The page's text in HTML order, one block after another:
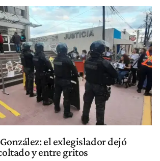
el exlegislador dejó
y entre gritos